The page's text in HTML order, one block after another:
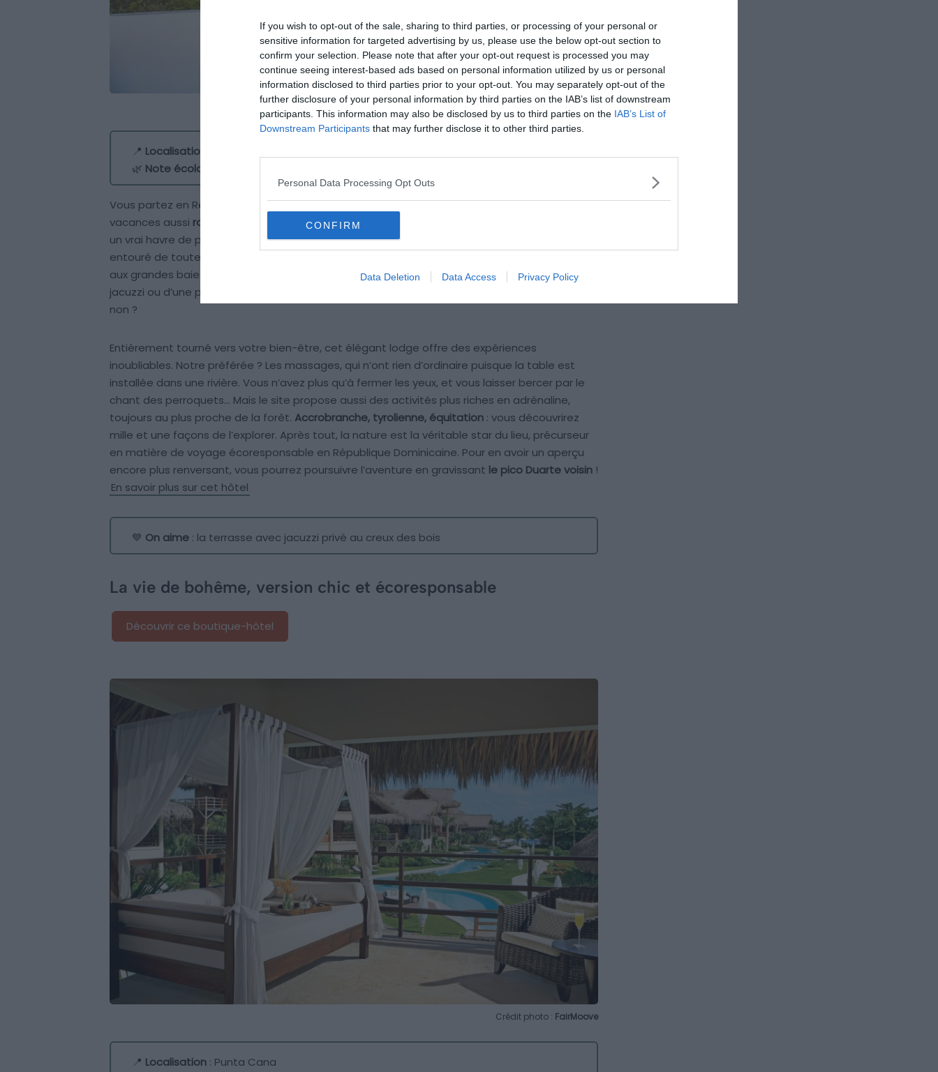
If you wish to opt-out of the sale, sharing to third parties, or processing of your personal or
sensitive information for targeted advertising by us, please use the below opt-out section to
confirm your selection. Please note that after your opt-out request is processed you may
continue seeing interest-based ads based on personal information utilized by us or personal
information disclosed to third parties prior to your opt-out. You may separately opt-out of the
further disclosure of your personal information by third parties on the IAB’s list of downstream
participants. This information may also be disclosed by us to third parties on the IAB’s List of
Downstream Participants that may further disclose it to other third parties.
Personal Data Processing Opt Outs
CONFIRM
Data Deletion Data Access Privacy Policy
Crédit photo :FairMoove
📍 Localisation
🌿 Note écologique
Vous partez en République Dominicaine à deux ? Alors, vous avez trouvé le nid idéal pour des
vacances aussi romantiques que vivifiantes. Ce lodge écoresponsable à taille humaine est
un vrai havre de paix au cœur d’une nature luxuriante. Perché sur une petite montagne, il est
entouré de toutes parts par de grands arbres. L’immersion en forêt est d’ailleurs totale grâce
aux grandes baies vitrées des suites et à leurs terrasses. Certaines offrent même le luxe d’un
jacuzzi ou d’une petite piscine privée pour vos bains de minuit au creux des arbres. Tentant,
non ?
Entièrement tourné vers votre bien-être, cet élégant lodge offre des expériences
inoubliables. Notre préférée ? Les massages, qui n’ont rien d’ordinaire puisque la table est
installée dans une rivière. Vous n’avez plus qu’à fermer les yeux, et vous laisser bercer par le
chant des perroquets… Mais le site propose aussi des activités plus riches en adrénaline,
toujours au plus proche de la forêt. Accrobranche, tyrolienne, équitation : vous découvrirez
mille et une façons de l’explorer. Après tout, la nature est la véritable star du lieu, précurseur
en matière de voyage écoresponsable en République Dominicaine. Pour en avoir un aperçu
encore plus renversant, vous pourrez poursuivre l’aventure en gravissant le pico Duarte voisin !
En savoir plus sur cet hôtel
💙 On aime : la terrasse avec jacuzzi privé au creux des bois
La vie de bohême, version chic et écoresponsable
Découvrir ce boutique-hôtel
Crédit photo : FairMoove
📍 Localisation : Punta Cana